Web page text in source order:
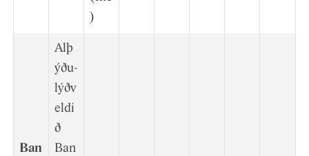
)
Ban
Alþ
ýðu­
lýðv
eldi
ð
Ban